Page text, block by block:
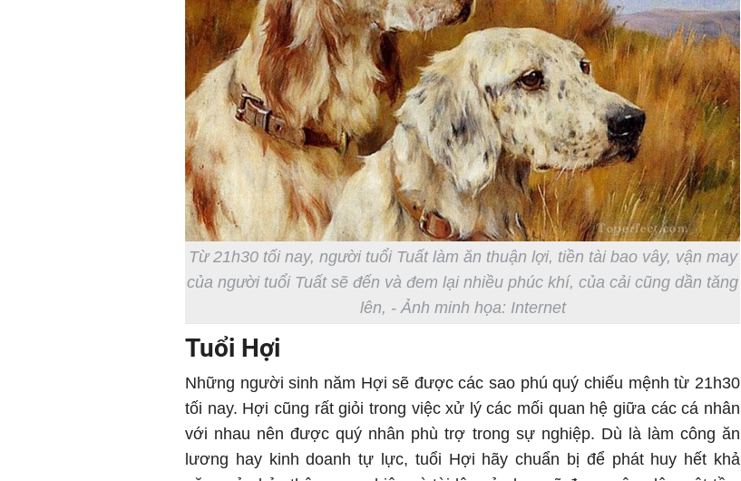
Từ 21h30 tối nay, người tuổi Tuất làm ăn thuận lợi, tiền tài bao vây, vận may
của người tuổi Tuất sẽ đến và đem lại nhiều phúc khí, của cải cũng dần tăng
lên, - Ảnh minh họa: Internet
Tuổi Hợi
Những người sinh năm Hợi sẽ được các sao phú quý chiếu mệnh từ 21h30
tối nay. Hợi cũng rất giỏi trong việc xử lý các mối quan hệ giữa các cá nhân
với nhau nên được quý nhân phù trợ trong sự nghiệp. Dù là làm công ăn
lương hay kinh doanh tự lực, tuổi Hợi hãy chuẩn bị để phát huy hết khả